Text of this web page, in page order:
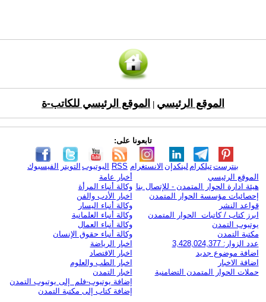
الموقع الرئيسي الموقع الرئيسي للكاتب-ة
تابعونا على:
الفيسبوك التويتر اليوتيوب RSS الانستغرام لينكدإن تيلكرامبنترست
الموقع الرئيسي
هيئة ادارة الحوار المتمدن - للإتصال بنا
إحصائيات مؤسسة الحوار المتمدن
قواعد النشر
ابرز كتاب / كاتبات الحوار المتمدن
يوتيوب التمدن
مكتبة التمدن
عدد الزوار: 3,428,024,377
اضافة موضوع جديد
اضافة الاخبار
حملات الحوار المتمدن التضامنية
أخبار عامة
وكالة أنباء المرأة
اخبار الأدب والفن
وكالة أنباء اليسار
وكالة أنباء العلمانية
وكالة أنباء العمال
وكالة أنباء حقوق الإنسان
اخبار الرياضة
اخبار الاقتصاد
اخبار الطب والعلوم
اخبار التمدن
إضافة يوتيوب-فلم إلى يوتيوب التمدن
إضافة كتاب إلى مكتبة التمدن